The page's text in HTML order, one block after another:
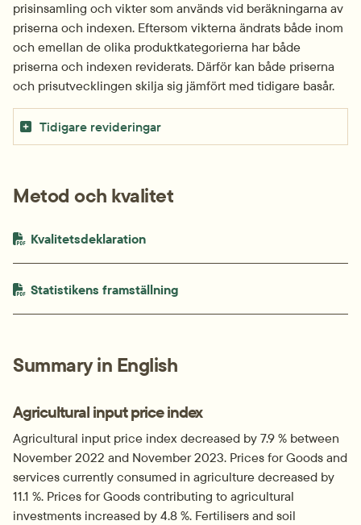
prisinsamling och vikter som används vid beräkningarna av
priserna och indexen. Eftersom vikterna ändrats både inom
och emellan de olika produktkategorierna har både
priserna och indexen reviderats. Därför kan både priserna
och prisutvecklingen skilja sig jämfört med tidigare basår.
Tidigare revideringar
Metod och kvalitet
PDF-fil.
Kvalitetsdeklarationpdf, 264.3 kB.
PDF-fil.
Statistikens framställningpdf, 148.3 kB.
Summary in English
Agricultural input price index
Agricultural input price index decreased by 7.9 % between
November 2022 and November 2023. Prices for Goods and
services currently consumed in agriculture decreased by
11.1 %. Prices for Goods contributing to agricultural
investments increased by 4.8 %. Fertilisers and soil